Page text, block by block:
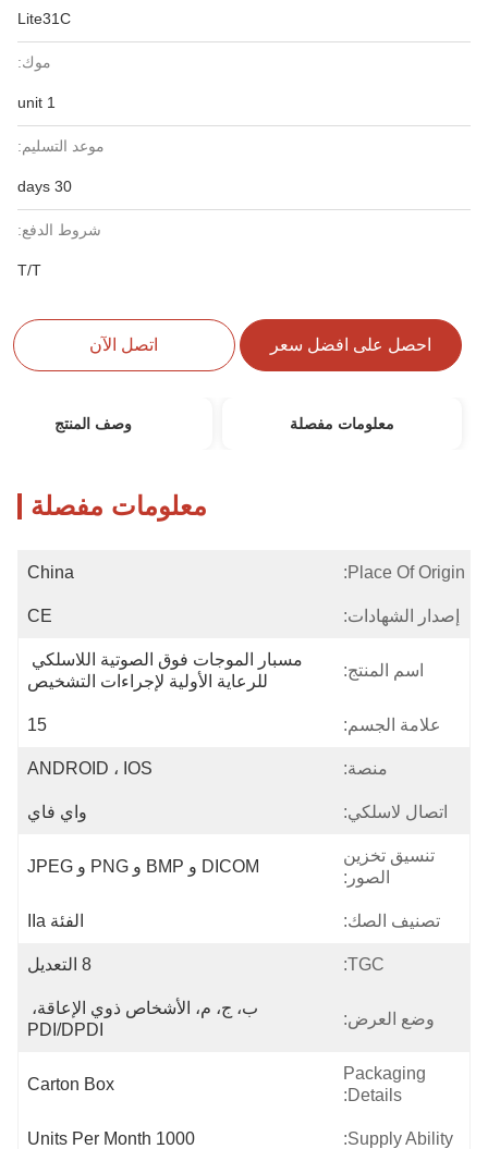
Lite31C
موك:
موعد التسليم:
30 days
شروط الدفع:
T/T
احصل على افضل سعر اتصل الآن
معلومات مفصلة وصف المنتج
معلومات مفصلة
Place Of Origin:
China
إصدار الشهادات: CE
اسم المنتج:
للرعاية الأولية لإجراءات التشخيص
علامة الجسم: 15
منصة: ANDROID ، IOS
اتصال لاسلكي: واي فاي
تنسيق تخزين
الصور:
DICOM و BMP و PNG و JPEG
تصنيف الصك: الفئة IIa
TGC: 8 التعديل
وضع العرض:
ب، ج، م، الأشخاص ذوي الإعاقة،
PDI/DPDI
Packaging
Details:
Carton Box
Supply Ability:
1000 Units Per Month